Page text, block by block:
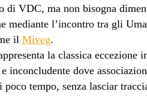
di VDC, ma non bisogna
mediante l’incontro tra gli
il Miveg.
la classica eccezione
inconcludente dove
tempo, senza lasciar